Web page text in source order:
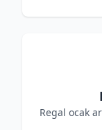
Regal ocak